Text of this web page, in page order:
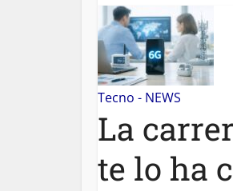
Tecno - NEWS
La
te lo ha